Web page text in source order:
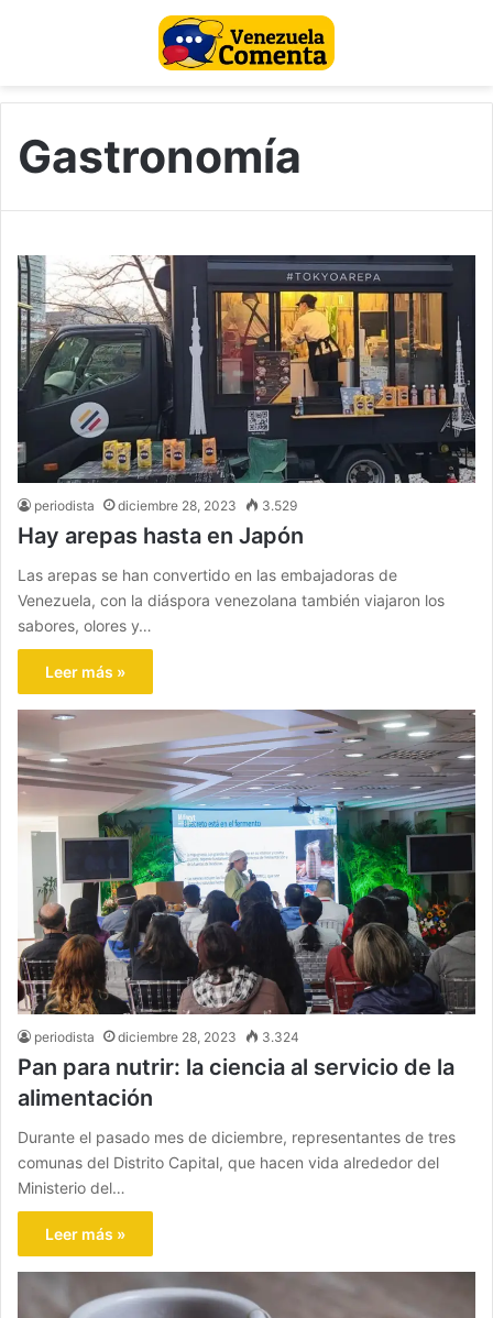
Gastronomía
periodista diciembre 28, 2023 3.529
Hay arepas hasta en Japón
Las arepas se han convertido en las embajadoras de
Venezuela, con la diáspora venezolana también viajaron los
sabores, olores y…
Leer más »
periodista diciembre 28, 2023 3.324
Pan para nutrir: la ciencia al servicio de la
alimentación
Durante el pasado mes de diciembre, representantes de tres
comunas del Distrito Capital, que hacen vida alrededor del
Ministerio del…
Leer más »